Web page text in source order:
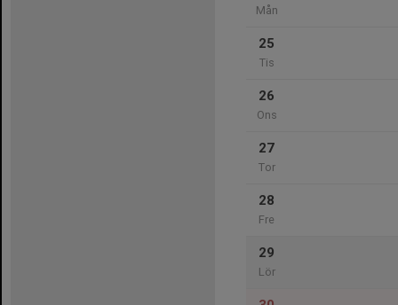
Mån
25
Tis
26
Ons
27
Tor
28
Fre
29
Lör